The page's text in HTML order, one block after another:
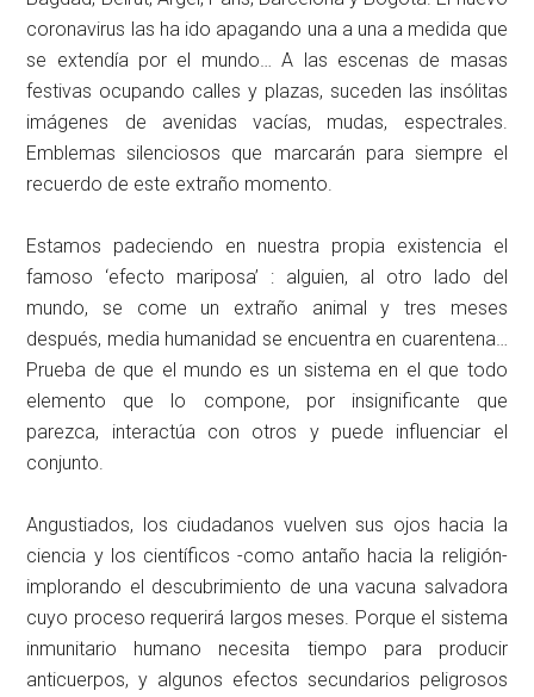
coronavirus las ha ido apagando una a una a medida que
se extendía por el mundo… A las escenas de masas
festivas ocupando calles y plazas, suceden las insólitas
imágenes de avenidas vacías, mudas, espectrales.
Emblemas silenciosos que marcarán para siempre el
recuerdo de este extraño momento.
Estamos padeciendo en nuestra propia existencia el
famoso ‘efecto mariposa’ : alguien, al otro lado del
mundo, se come un extraño animal y tres meses
después, media humanidad se encuentra en cuarentena…
Prueba de que el mundo es un sistema en el que todo
elemento que lo compone, por insignificante que
parezca, interactúa con otros y puede influenciar el
conjunto.
Angustiados, los ciudadanos vuelven sus ojos hacia la
ciencia y los científicos -como antaño hacia la religión-
implorando el descubrimiento de una vacuna salvadora
cuyo proceso requerirá largos meses. Porque el sistema
inmunitario humano necesita tiempo para producir
anticuerpos, y algunos efectos secundarios peligrosos